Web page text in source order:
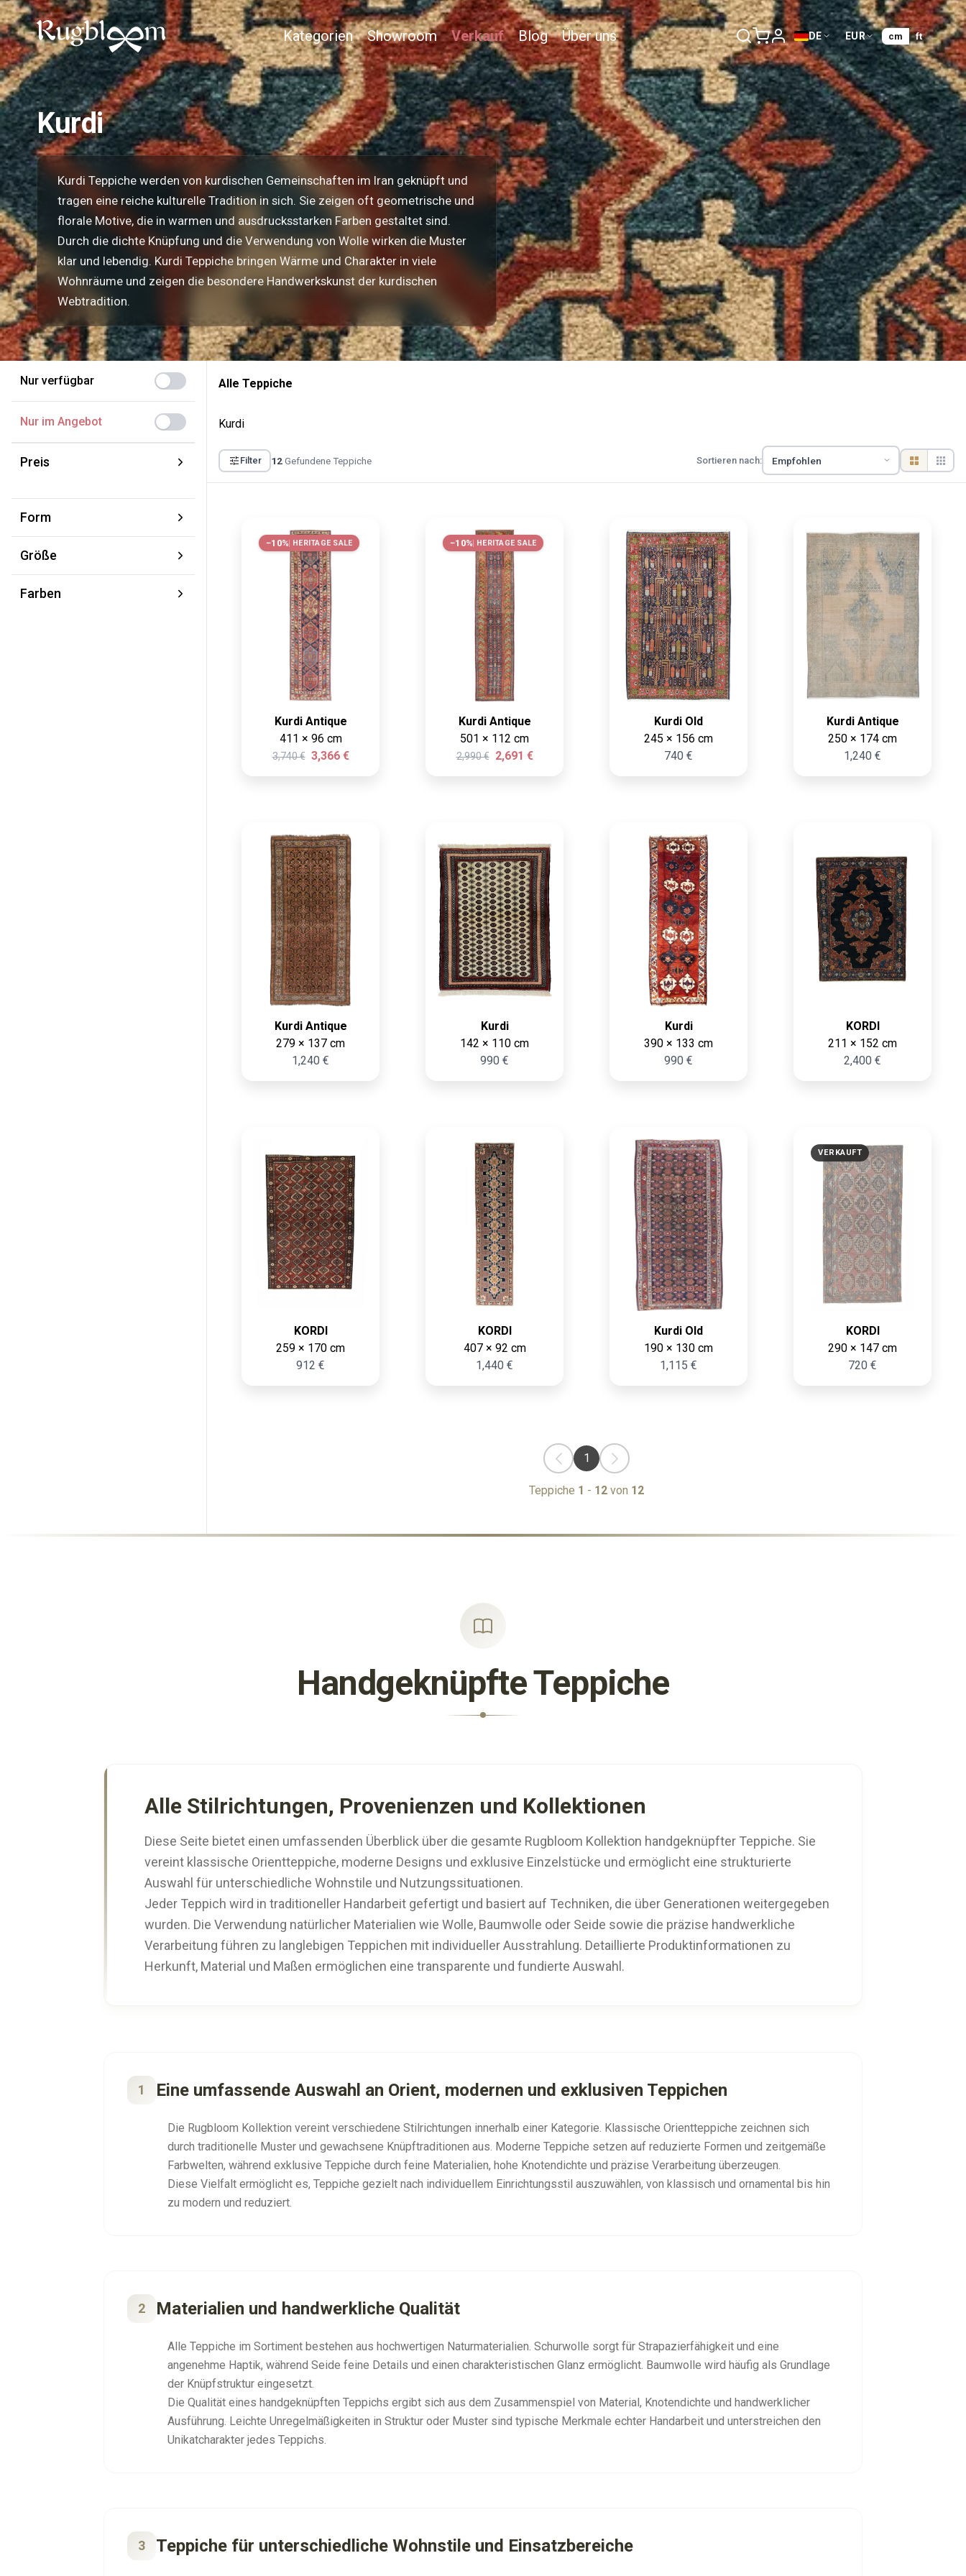
Kategorien Showroom Verkauf Blog Über uns DE EUR cm ft
Kurdi
Kurdi Teppiche werden von kurdischen Gemeinschaften im Iran geknüpft und
tragen eine reiche kulturelle Tradition in sich. Sie zeigen oft geometrische und
florale Motive, die in warmen und ausdrucksstarken Farben gestaltet sind.
Durch die dichte Knüpfung und die Verwendung von Wolle wirken die Muster
klar und lebendig. Kurdi Teppiche bringen Wärme und Charakter in viele
Wohnräume und zeigen die besondere Handwerkskunst der kurdischen
Webtradition.
Nur verfügbar
Nur im Angebot
Preis
Von: Bis:
Form
Rund
Größe
Farben
Alle Teppiche
Kurdi
Filter 12Gefundene Teppiche Sortieren nach:
−10% HERITAGE SALE
Kurdi Antique
411 × 96 cm
3,740 € 3,366 €
−10% HERITAGE SALE
Kurdi Antique
501 × 112 cm
2,990 € 2,691 €
Kurdi Old
245 × 156 cm
740 €
Kurdi Antique
250 × 174 cm
1,240 €
Kurdi Antique
279 × 137 cm
1,240 €
Kurdi
142 × 110 cm
990 €
Kurdi
390 × 133 cm
990 €
KORDI
211 × 152 cm
2,400 €
KORDI
259 × 170 cm
912 €
KORDI
407 × 92 cm
1,440 €
Kurdi Old
190 × 130 cm
1,115 €
VERKAUFT
KORDI
290 × 147 cm
720 €
1
Teppiche 1 - 12 von 12
Handgeknüpfte Teppiche
Alle Stilrichtungen, Provenienzen und Kollektionen
Diese Seite bietet einen umfassenden Überblick über die gesamte Rugbloom Kollektion handgeknüpfter Teppiche. Sie
vereint klassische Orientteppiche, moderne Designs und exklusive Einzelstücke und ermöglicht eine strukturierte
Auswahl für unterschiedliche Wohnstile und Nutzungssituationen.
Jeder Teppich wird in traditioneller Handarbeit gefertigt und basiert auf Techniken, die über Generationen weitergegeben
wurden. Die Verwendung natürlicher Materialien wie Wolle, Baumwolle oder Seide sowie die präzise handwerkliche
Verarbeitung führen zu langlebigen Teppichen mit individueller Ausstrahlung. Detaillierte Produktinformationen zu
Herkunft, Material und Maßen ermöglichen eine transparente und fundierte Auswahl.
1 Eine umfassende Auswahl an Orient, modernen und exklusiven Teppichen
Die Rugbloom Kollektion vereint verschiedene Stilrichtungen innerhalb einer Kategorie. Klassische Orientteppiche zeichnen sich
durch traditionelle Muster und gewachsene Knüpftraditionen aus. Moderne Teppiche setzen auf reduzierte Formen und zeitgemäße
Farbwelten, während exklusive Teppiche durch feine Materialien, hohe Knotendichte und präzise Verarbeitung überzeugen.
Diese Vielfalt ermöglicht es, Teppiche gezielt nach individuellem Einrichtungsstil auszuwählen, von klassisch und ornamental bis hin
zu modern und reduziert.
2 Materialien und handwerkliche Qualität
Alle Teppiche im Sortiment bestehen aus hochwertigen Naturmaterialien. Schurwolle sorgt für Strapazierfähigkeit und eine
angenehme Haptik, während Seide feine Details und einen charakteristischen Glanz ermöglicht. Baumwolle wird häufig als Grundlage
der Knüpfstruktur eingesetzt.
Die Qualität eines handgeknüpften Teppichs ergibt sich aus dem Zusammenspiel von Material, Knotendichte und handwerklicher
Ausführung. Leichte Unregelmäßigkeiten in Struktur oder Muster sind typische Merkmale echter Handarbeit und unterstreichen den
Unikatcharakter jedes Teppichs.
3 Teppiche für unterschiedliche Wohnstile und Einsatzbereiche